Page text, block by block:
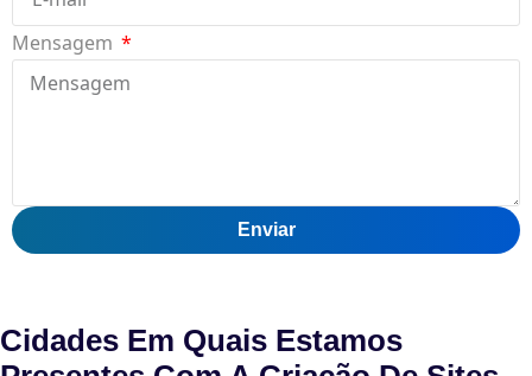
Mensagem
Enviar
Cidades Em Quais Estamos